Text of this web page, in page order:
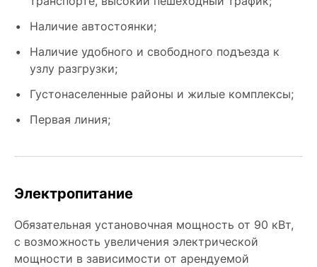
Наличие автостоянки;
Наличие удобного и свободного подъезда к
узлу разгрузки;
Густонаселенные районы и жилые комплексы;
Первая линия;
Электропитание
Обязательная установочная мощность от 90 кВт,
с возможность увеличения электрической
мощности в зависимости от арендуемой